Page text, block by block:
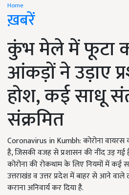
Home
ख़बरें
कुंभ मेले में फूटा
आंकड़ों ने उड़ाए
होश, कई साधू
संक्रमित
Coronavirus in Kumbh: कोरोना वायरस
है, जिसकी वजह से प्रशासन की नींद उड़
कोरोना की रोकथाम के लिए नियमों में कई
उत्तराखंड व उत्तर प्रदेश में बाहर से आने
कराना अनिवार्य कर दिया है.